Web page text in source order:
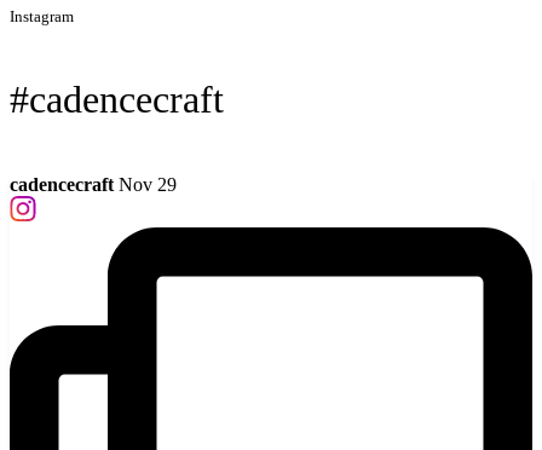
Instagram
#cadencecraft
cadencecraft Nov 29